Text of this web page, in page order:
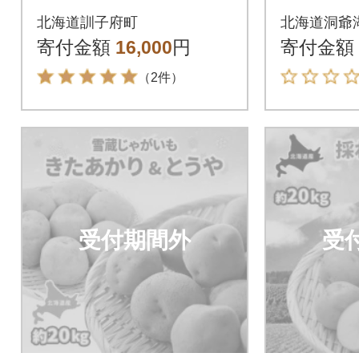
ーチ、とうや)セッ
ト 合計9kg
北海道訓子府町
寄付金額 16,000円
（2件）
M 約
丸田農
北海道洞爺
寄付金額
受付期間外 受